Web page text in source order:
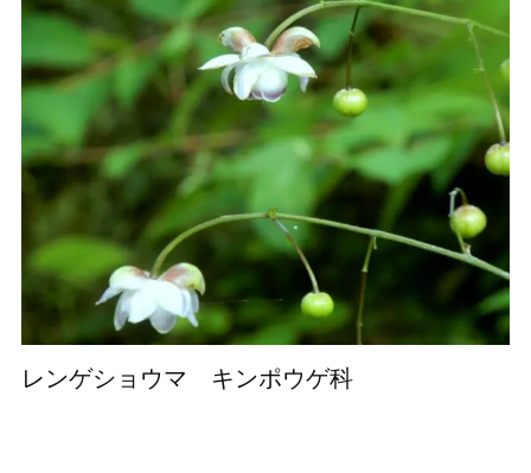
レンゲショウマ キンポウゲ科